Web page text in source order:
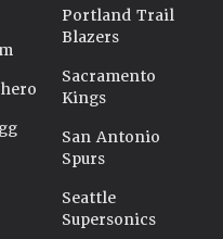
Portland Trail
Blazers
Sacramento
Kings
San Antonio
Spurs
Seattle
Supersonics